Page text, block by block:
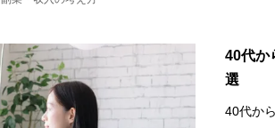
40代か
選
40代か